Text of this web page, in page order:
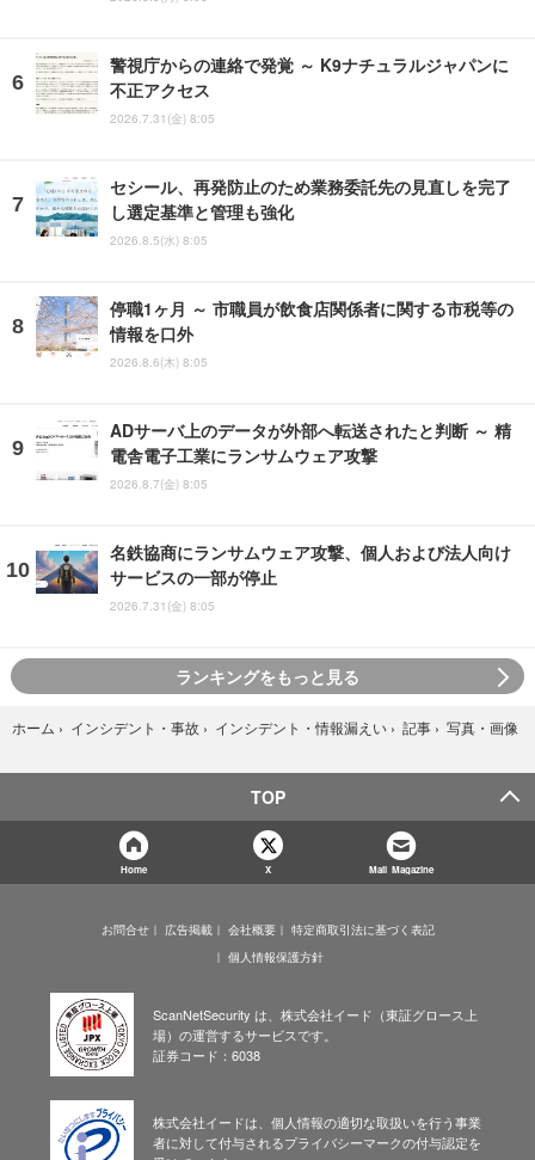
警視庁からの連絡で発覚 ～ K9ナチュラルジャパンに
不正アクセス
2026.7.31(金) 8:05
セシール、再発防止のため業務委託先の見直しを完了
し選定基準と管理も強化
2026.8.5(水) 8:05
停職1ヶ月 ～ 市職員が飲食店関係者に関する市税等の
情報を口外
2026.8.6(木) 8:05
ADサーバ上のデータが外部へ転送されたと判断 ～ 精
電舎電子工業にランサムウェア攻撃
2026.8.7(金) 8:05
名鉄協商にランサムウェア攻撃、個人および法人向け
サービスの一部が停止
2026.7.31(金) 8:05
ランキングをもっと見る
ホーム › インシデント・事故 › インシデント・情報漏えい › 記事 › 写真・画像
TOP
Home X Mail Magazine
お問合せ 広告掲載 会社概要
特定商取引法に基づく表記
個人情報保護方針
ScanNetSecurity は、株式会社イード（東証グロース上
場）の運営するサービスです。
証券コード：6038
株式会社イードは、個人情報の適切な取扱いを行う事業
者に対して付与されるプライバシーマークの付与認定を